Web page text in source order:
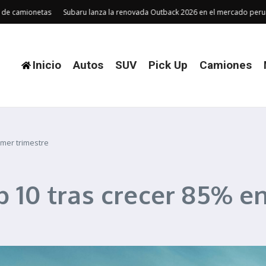
Subaru lanza la renovada Outback 2026 en el mercado peruano
Inicio Autos SUV Pick Up Camiones
trimestre
10 tras crecer 85%